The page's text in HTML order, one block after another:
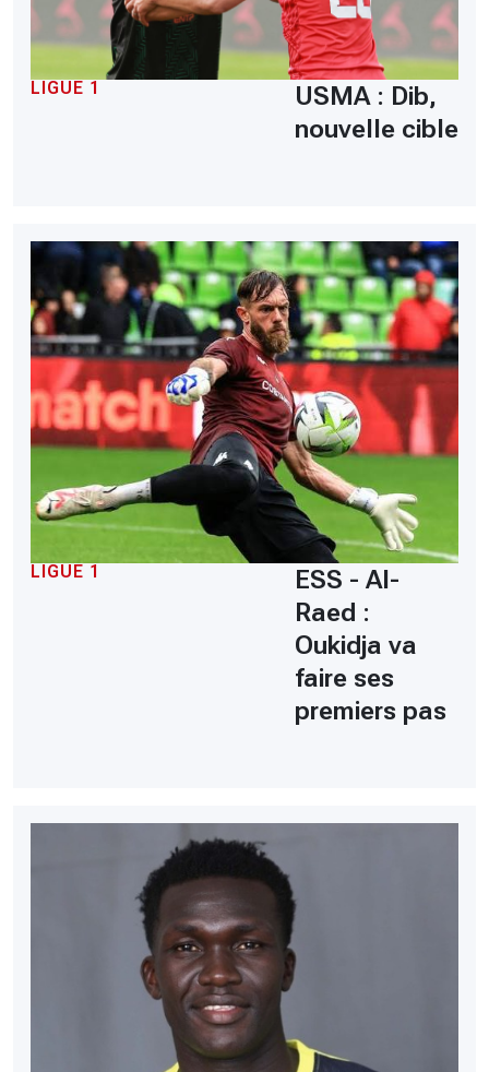
LIGUE 1
USMA : Dib,
nouvelle cible
LIGUE 1
ESS - Al-
Raed :
Oukidja va
faire ses
premiers pas